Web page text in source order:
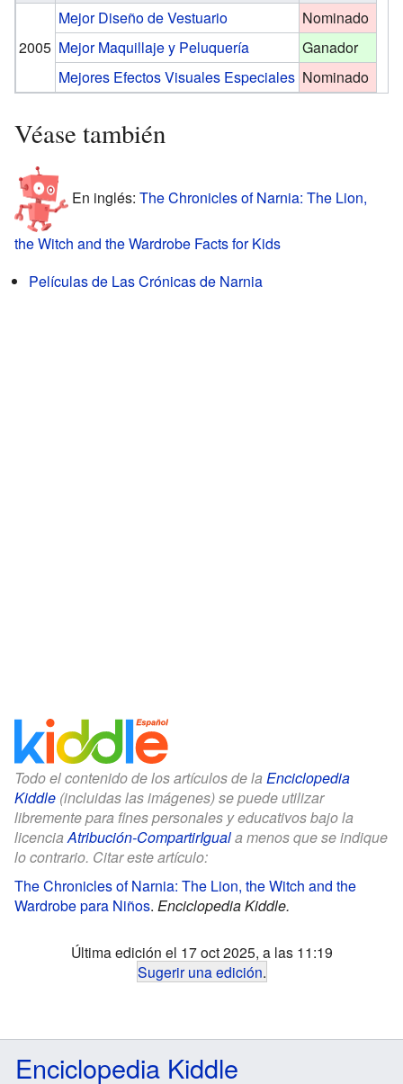
2005
Mejor Diseño de Vestuario
Nominado
Mejor Maquillaje y Peluquería
Ganador
Mejores Efectos Visuales Especiales Nominado
Véase también
En inglés: The Chronicles of Narnia: The Lion,
the Witch and the Wardrobe Facts for Kids
Películas de Las Crónicas de Narnia
Todo el contenido de los artículos de la Enciclopedia
Kiddle (incluidas las imágenes) se puede utilizar
libremente para fines personales y educativos bajo la
licenciaAtribución-CompartirIguala menos que se indique
lo contrario. Citar este artículo:
The Chronicles of Narnia: The Lion, the Witch and the
Wardrobe para Niños. Enciclopedia Kiddle.
Última edición el 17 oct 2025, a las 11:19
Sugerir una edición.
Enciclopedia Kiddle